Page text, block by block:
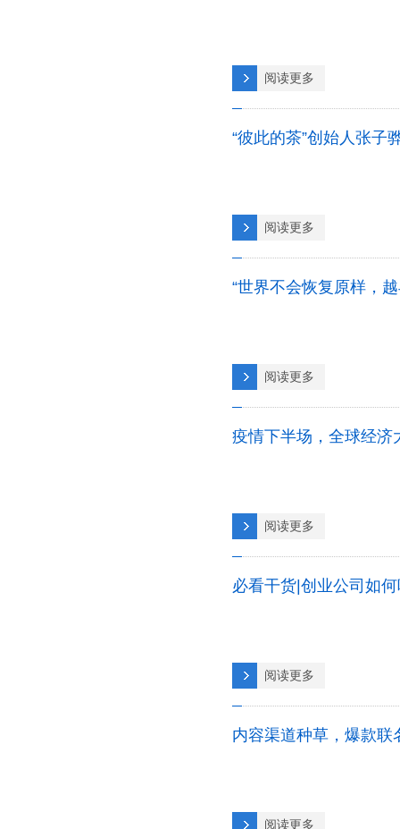
阅读更多
“彼此的茶”创始人张子
阅读更多
“世界不会恢复原样，
阅读更多
疫情下半场，全球经济
阅读更多
必看干货|创业公司如
阅读更多
内容渠道种草，爆款
阅读更多